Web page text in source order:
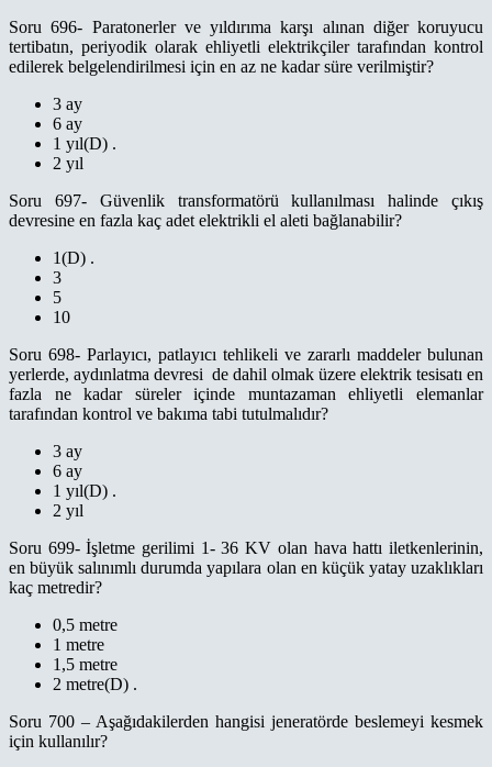
Soru 696- Paratonerler ve yıldırıma karşı alınan diğer koruyucu
tertibatın, periyodik olarak ehliyetli elektrikçiler tarafından kontrol
edilerek belgelendirilmesi için en az ne kadar süre verilmiştir?
3 ay
6 ay
1 yıl(D) .
2 yıl
Soru 697- Güvenlik transformatörü kullanılması halinde çıkış
devresine en fazla kaç adet elektrikli el aleti bağlanabilir?
1(D) .
3
5
10
Soru 698- Parlayıcı, patlayıcı tehlikeli ve zararlı maddeler bulunan
yerlerde, aydınlatma devresi de dahil olmak üzere elektrik tesisatı en
fazla ne kadar süreler içinde muntazaman ehliyetli elemanlar
tarafından kontrol ve bakıma tabi tutulmalıdır?
3 ay
6 ay
1 yıl(D) .
2 yıl
Soru 699- İşletme gerilimi 1- 36 KV olan hava hattı iletkenlerinin,
en büyük salınımlı durumda yapılara olan en küçük yatay uzaklıkları
kaç metredir?
0,5 metre
1 metre
1,5 metre
2 metre(D) .
Soru 700 – Aşağıdakilerden hangisi jeneratörde beslemeyi kesmek
için kullanılır?